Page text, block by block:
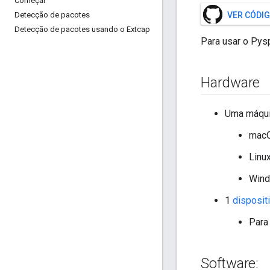
Detecção de pacotes
Detecção de pacotes usando o Extcap
VER
Para usar o
Hardware
Uma
1
Software: